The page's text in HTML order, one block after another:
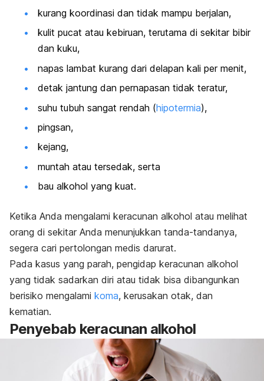
kurang koordinasi dan tidak mampu berjalan,
kulit pucat atau kebiruan, terutama di sekitar bibir
dan kuku,
napas lambat kurang dari delapan kali per menit,
detak jantung dan pernapasan tidak teratur,
suhu tubuh sangat rendah (hipotermia),
pingsan,
kejang,
muntah atau tersedak, serta
bau alkohol yang kuat.
Ketika Anda mengalami keracunan alkohol atau melihat
orang di sekitar Anda menunjukkan tanda-tandanya,
segera cari pertolongan medis darurat.
Pada kasus yang parah, pengidap keracunan alkohol
yang tidak sadarkan diri atau tidak bisa dibangunkan
berisiko mengalami koma, kerusakan otak, dan
kematian.
Penyebab keracunan alkohol